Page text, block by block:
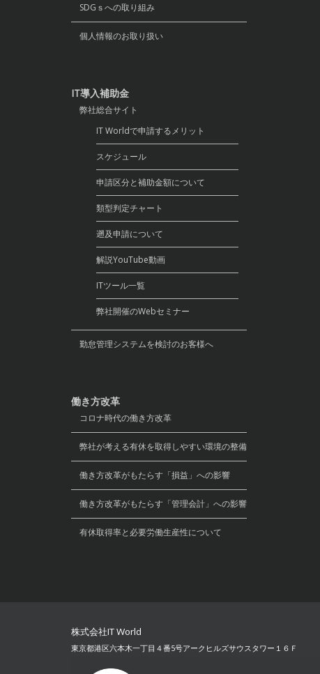
SDGｓへの取り組み
個人情報のお取り扱い
IT導入補助金
弊社総合サイト
IT Worldで申請するメリット
スケジュール
申請区分と補助金額について
類型判定チャート
遡及申請について
解説YouTube動画
ITツール一覧
弊社開催のWebセミナー
勤怠管理システムを検討のお客様へ
働き方改革
コロナ時代の働き方改革
弊社が考える有休を取得しやすい環境の整備
働き方改革がもたらす「損益」への影響
働き方改革がもたらす「管理会計」への影響
有休取得率と必要労働生産性について
株式会社IT World
東京都港区六本木一丁目４番5号アークヒルズサウスタワー１６Ｆ